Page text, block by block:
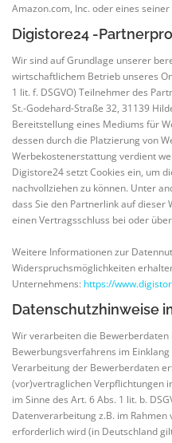
Amazon.com, Inc. oder eines
Digistore24 -
Wir sind auf Grundlage unserer
wirtschaftlichem Betrieb unseres
1 lit. f. DSGVO) Teilnehmer des
St.-Godehard-Straße 32, 31139
Bereitstellung eines Mediums für
dessen durch die Platzierung von
Werbekostenerstattung verdient
Digistore24 setzt Cookies ein, um
nachvollziehen zu können. Unter
dass Sie den Partnerlink auf dieser
einen Vertragsschluss bei oder
Weitere Informationen zur
Widerspruchsmöglichkeiten
Unternehmens: https://
Datenschutzhinweise
Wir verarbeiten die Bewerberdaten
Bewerbungsverfahrens im
Verarbeitung der Bewerberdaten
(vor)vertraglichen Verpflichtungen
im Sinne des Art. 6 Abs. 1 lit. b.
Datenverarbeitung z.B. im
erforderlich wird (in Deutschland